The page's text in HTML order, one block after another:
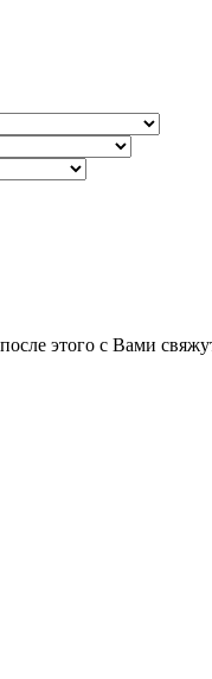
этого с Вами